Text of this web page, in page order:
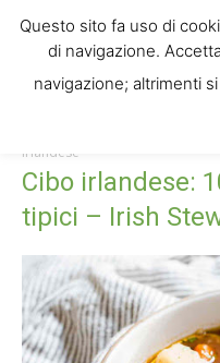
Cibo irlandese: 10
Cibo irlandese:
irlandese
Cibo irlandese:
tipici – Irish
Questo sito fa uso di
di navigazione.
navigazione; altrimenti